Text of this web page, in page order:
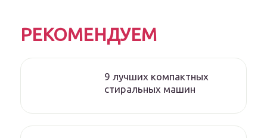
РЕКОМЕНДУЕМ
9 лучших компактных
стиральных машин